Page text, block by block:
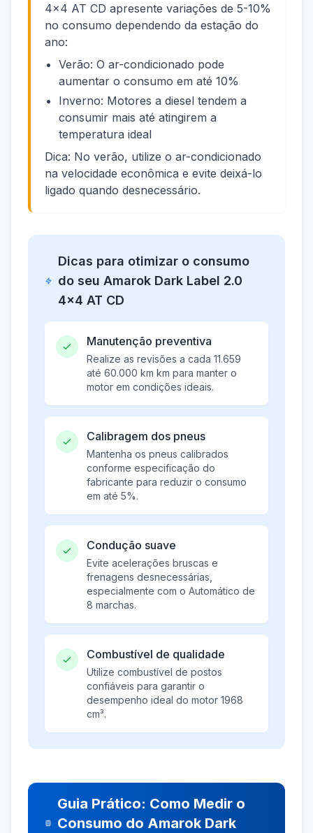
4x4 AT CD apresente variações de 5-10%
no consumo dependendo da estação do
ano:
Verão: O ar-condicionado pode
aumentar o consumo em até 10%
Inverno: Motores a diesel tendem a
consumir mais até atingirem a
temperatura ideal
Dica: No verão, utilize o ar-condicionado
na velocidade econômica e evite deixá-lo
ligado quando desnecessário.
Dicas para otimizar o consumo
do seu Amarok Dark Label 2.0
4x4 AT CD
Manutenção preventiva
Realize as revisões a cada 11.659
até 60.000 km km para manter o
motor em condições ideais.
Calibragem dos pneus
Mantenha os pneus calibrados
conforme especificação do
fabricante para reduzir o consumo
em até 5%.
Condução suave
Evite acelerações bruscas e
frenagens desnecessárias,
especialmente com o Automático de
8 marchas.
Combustível de qualidade
Utilize combustível de postos
confiáveis para garantir o
desempenho ideal do motor 1968
cm³.
Guia Prático: Como Medir o
Consumo do Amarok Dark